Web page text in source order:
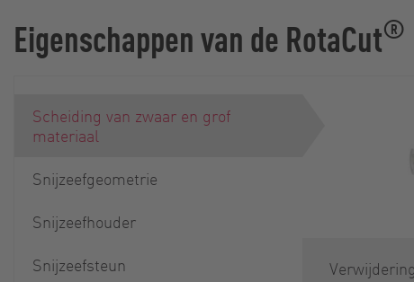
Eigenschappen van de RotaCut®
Scheiding van zwaar en grof
materiaal
Snijzeefgeometrie
Snijzeefhouder
Snijzeefsteun